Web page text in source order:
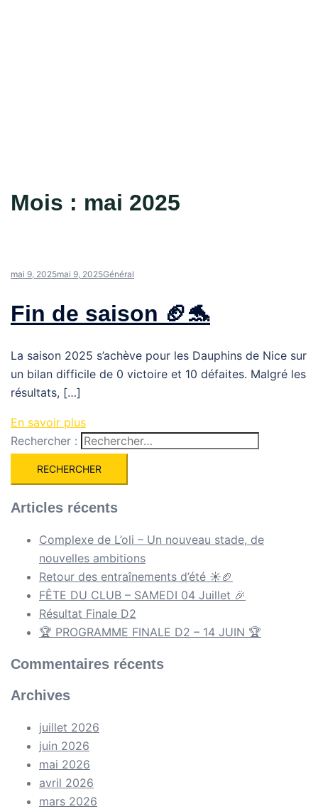
Mois : mai 2025
mai 9, 2025mai 9, 2025Général
Fin de saison 🏈🐬
La saison 2025 s’achève pour les Dauphins de Nice sur
un bilan difficile de 0 victoire et 10 défaites. Malgré les
résultats, […]
En savoir plus
Rechercher :
Articles récents
Complexe de L’oli – Un nouveau stade, de
nouvelles ambitions
Retour des entraînements d’été ☀️🏈
FÊTE DU CLUB – SAMEDI 04 Juillet 🎉
Résultat Finale D2
🏆 PROGRAMME FINALE D2 – 14 JUIN 🏆
Commentaires récents
Archives
juillet 2026
juin 2026
mai 2026
avril 2026
mars 2026